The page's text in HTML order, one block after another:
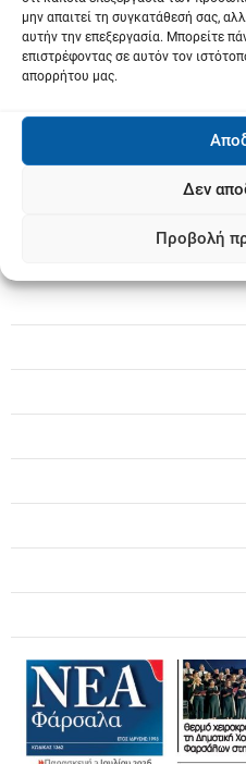
μην απαιτεί τη συγκατάθεσή σας,
αυτήν την επεξεργασία. Μπορείτε
επιστρέφοντας σε αυτόν τον
απορρήτου μας.
Δεν
Προβολή
θ
ρ